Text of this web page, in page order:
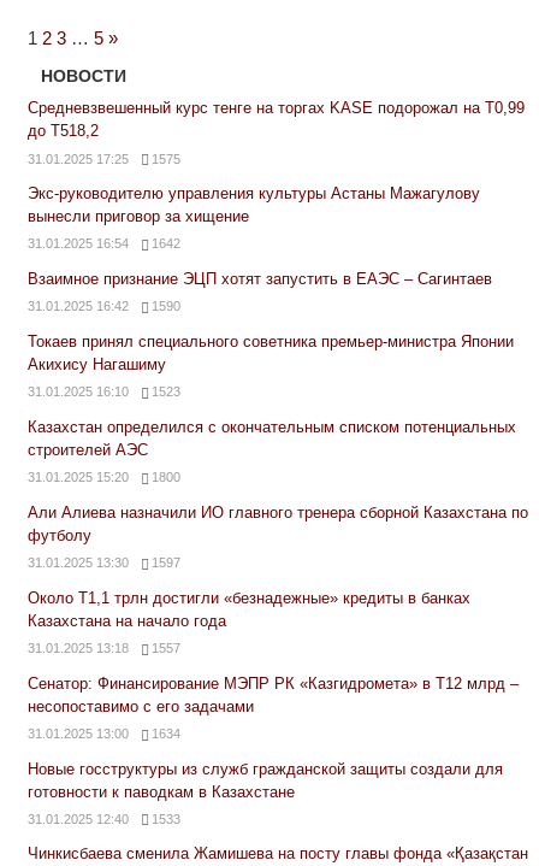
1 2 3 … 5 Next
Posts
»
НОВОСТИ
Средневзвешенный курс тенге на торгах KASE подорожал на Т0,99
до Т518,2
31.01.2025 17:25 1575
Экс-руководителю управления культуры Астаны Мажагулову
вынесли приговор за хищение
31.01.2025 16:54 1642
Взаимное признание ЭЦП хотят запустить в ЕАЭС – Сагинтаев
31.01.2025 16:42 1590
Токаев принял специального советника премьер-министра Японии
Акихису Нагашиму
31.01.2025 16:10 1523
Казахстан определился с окончательным списком потенциальных
строителей АЭС
31.01.2025 15:20 1800
Али Алиева назначили ИО главного тренера сборной Казахстана по
футболу
31.01.2025 13:30 1597
Около Т1,1 трлн достигли «безнадежные» кредиты в банках
Казахстана на начало года
31.01.2025 13:18 1557
Сенатор: Финансирование МЭПР РК «Казгидромета» в Т12 млрд –
несопоставимо с его задачами
31.01.2025 13:00 1634
Новые госструктуры из служб гражданской защиты создали для
готовности к паводкам в Казахстане
31.01.2025 12:40 1533
Чинкисбаева сменила Жамишева на посту главы фонда «Қазақстан